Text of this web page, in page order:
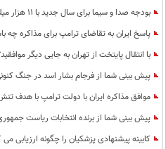
بودجه صدا و سیما برای سال جدید با 11 هزار میلیارد تومان افزایش به 35 هزار میلیارد تومان رسیده است ؛ به عنوان یک ایرانی راضی هستید؟
پاسخ ایران به تقاضای ترامپ برای مذاکره چه
با انتقال پایتخت از تهران به جایی دیگر
پیش بینی شما از فرجام بشار اسد در جنگ
موافق مذاکره ایران با دولت ترامپ با هدف
پیش بینی شما از برنده انتخابات ریاست
کابینه پیشنهادی پزشکیان را چگونه ارزیابی می